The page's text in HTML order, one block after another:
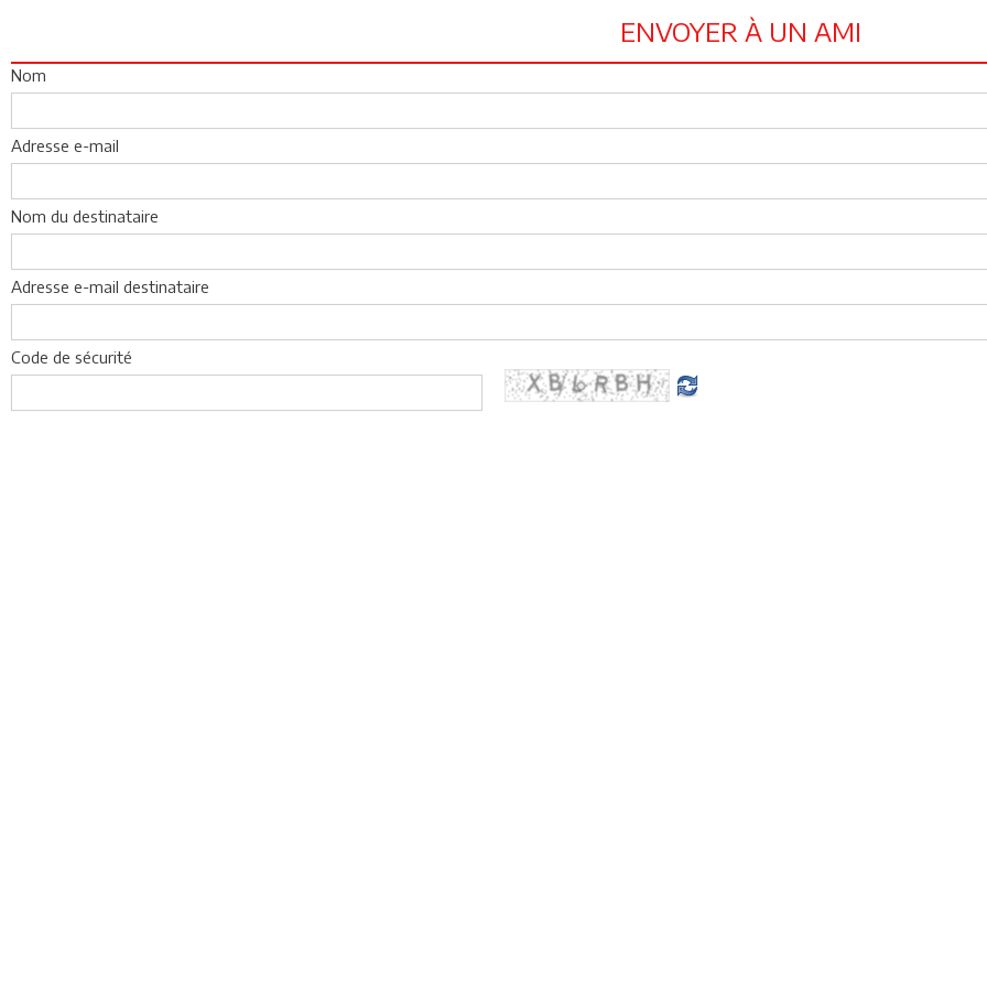
ENVOYER À UN AMI
Nom
Adresse e-mail
Nom du destinataire
Adresse e-mail destinataire
Code de sécurité